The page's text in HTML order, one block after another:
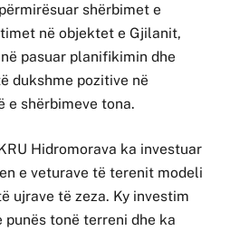
shërbimet e
në objektet e Gjilanit,
pasuar planifikimin dhe
dukshme pozitive në
e shërbimeve tona.
Hidromorava ka investuar
e veturave të terenit modeli
ujrave të zeza. Ky investim
tonë terreni dhe ka